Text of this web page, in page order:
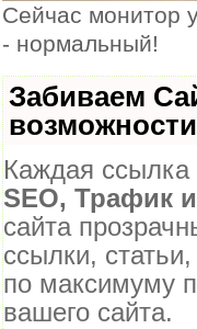
Сейчас монитор
- нормальный!
Забиваем
Каждая ссылка
SEO, Трафик
сайта
ссылки,
по максимуму
вашего сайта.